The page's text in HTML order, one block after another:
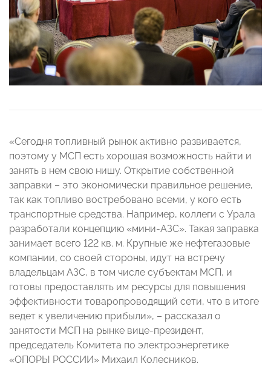
«Сегодня топливный рынок активно развивается,
поэтому у МСП есть хорошая возможность найти и
занять в нем свою нишу. Открытие собственной
заправки – это экономически правильное решение,
так как топливо востребовано всеми, у кого есть
транспортные средства. Например, коллеги с Урала
разработали концепцию «мини-АЗС». Такая заправка
занимает всего 122 кв. м. Крупные же нефтегазовые
компании, со своей стороны, идут на встречу
владельцам АЗС, в том числе субъектам МСП, и
готовы предоставлять им ресурсы для повышения
эффективности товаропроводящий сети, что в итоге
ведет к увеличению прибыли», – рассказал о
занятости МСП на рынке вице-президент,
председатель Комитета по электроэнергетике
«ОПОРЫ РОССИИ» Михаил Колесников.